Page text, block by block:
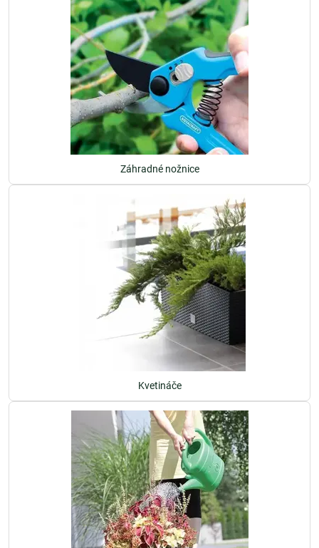
Záhradné nožnice
Kvetináče